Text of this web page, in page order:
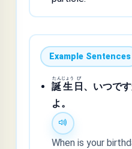
Example Sentences
誕
たん
生
じょう
日
び
、いつで
よ。
When is your